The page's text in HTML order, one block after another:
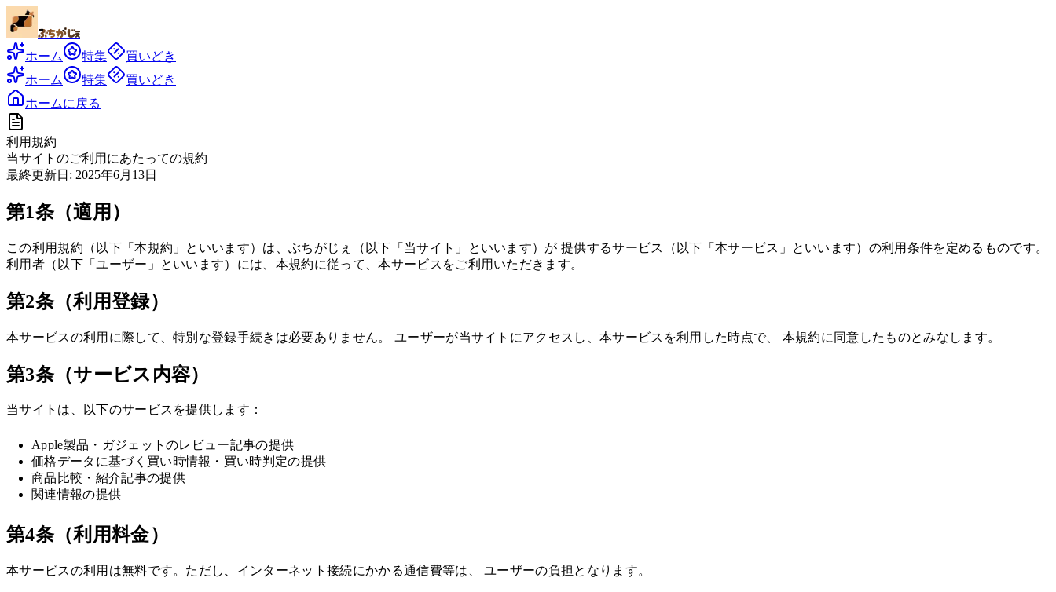
ぶちがじぇ
ホーム 特集
買いどき
ホーム
特集
買いどき
ホームに戻る
利用規約
当サイトのご利用にあたっての規約
最終更新日: 2025年6月13日
第1条（適用）
この利用規約（以下「本規約」といいます）は、ぶちがじぇ（以下「当サイト」といいます）が 提供するサービス（以下「本サービス」といいます）の利用条件を定めるものです。
利用者（以下「ユーザー」といいます）には、本規約に従って、本サービスをご利用いただきます。
第2条（利用登録）
本サービスの利用に際して、特別な登録手続きは必要ありません。 ユーザーが当サイトにアクセスし、本サービスを利用した時点で、 本規約に同意したものとみなします。
第3条（サービス内容）
当サイトは、以下のサービスを提供します：
Apple製品・ガジェットのレビュー記事の提供
価格データに基づく買い時情報・買い時判定の提供
商品比較・紹介記事の提供
関連情報の提供
第4条（利用料金）
本サービスの利用は無料です。ただし、インターネット接続にかかる通信費等は、 ユーザーの負担となります。